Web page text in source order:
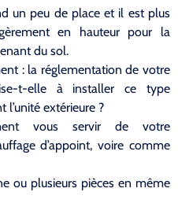
un peu de place et il est plus
en hauteur pour la
du sol.
: la réglementation de votre
t-elle à installer ce type
l’unité extérieure ?
vous servir de votre
d’appoint, voire comme
ou plusieurs pièces en même